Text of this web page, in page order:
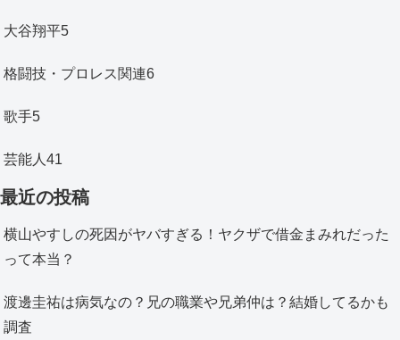
大谷翔平5
格闘技・プロレス関連6
歌手5
芸能人 41
最近の投稿
横山やすしの死因がヤバすぎる！ヤクザで借金まみれだった
って本当？
渡邊圭祐は病気なの？兄の職業や兄弟仲は？結婚してるかも
調査